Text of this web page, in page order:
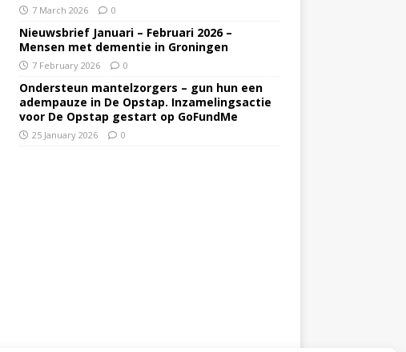
7 March 2026 0
Nieuwsbrief Januari – Februari 2026 –
Mensen met dementie in Groningen
7 February 2026 0
Ondersteun mantelzorgers – gun hun een
adempauze in De Opstap. Inzamelingsactie
voor De Opstap gestart op GoFundMe
25 January 2026 0